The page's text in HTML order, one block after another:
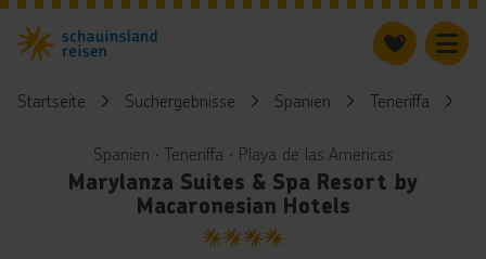
Startseite Suchergebnisse Spanien Teneriffa
Spanien ∙ Teneriffa ∙ Playa de las Americas
Marylanza Suites & Spa Resort by
Macaronesian Hotels
4